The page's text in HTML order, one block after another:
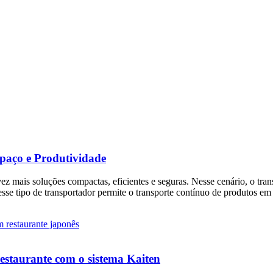
e Produtividade
soluções compactas, eficientes e seguras. Nesse cenário, o
tipo de transportador permite o transporte contínuo de produtos
com o sistema Kaiten